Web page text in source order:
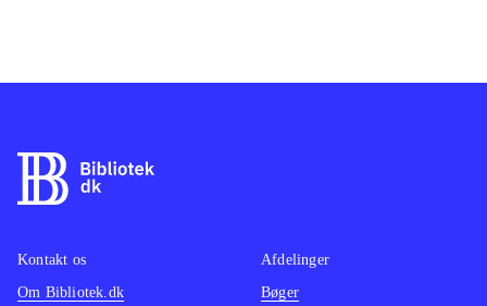
Kontakt os
Om Bibliotek.dk
Afdelinger
Bøger